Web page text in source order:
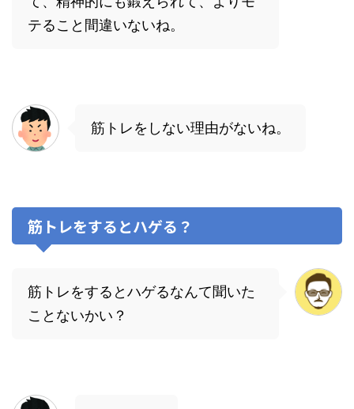
テること間違いないね。
筋トレをしない理由がないね。
筋トレをするとハゲる？
筋トレをするとハゲるなんて聞いた
ことないかい？